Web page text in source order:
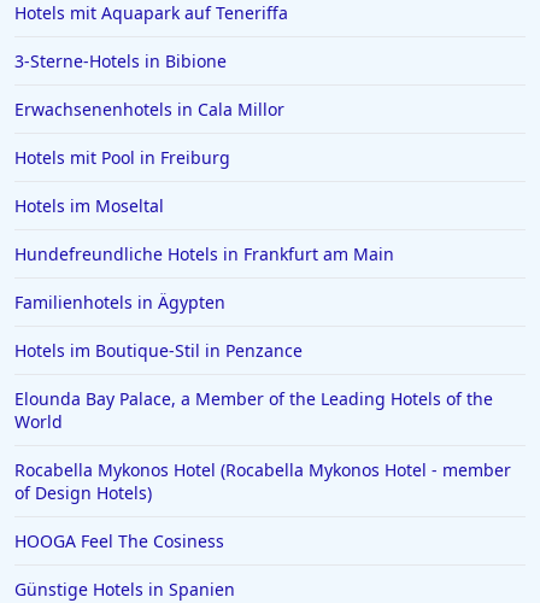
Hotels mit Aquapark auf Teneriffa
3-Sterne-Hotels in Bibione
Erwachsenenhotels in Cala Millor
Hotels mit Pool in Freiburg
Hotels im Moseltal
Hundefreundliche Hotels in Frankfurt am Main
Familienhotels in Ägypten
Hotels im Boutique-Stil in Penzance
Elounda Bay Palace, a Member of the Leading Hotels of the
World
Rocabella Mykonos Hotel (Rocabella Mykonos Hotel - member
of Design Hotels)
HOOGA Feel The Cosiness
Günstige Hotels in Spanien